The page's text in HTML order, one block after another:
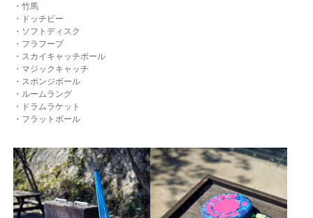
・竹馬
・ドッチビー
・ソフトディスク
・フラフープ
・スカイキャッチボール
・マジックキャッチ
・スポンジボール
・ルームラング
・ドラムラケット
・フラットボール